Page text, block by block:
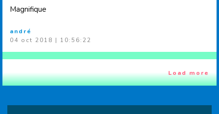
Magnifique
andré
04 oct 2018 | 10:56:22
Load more